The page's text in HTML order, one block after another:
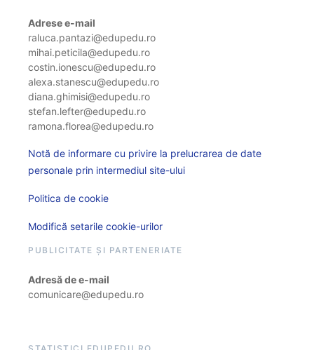
Adrese e-mail
raluca.pantazi@edupedu.ro
mihai.peticila@edupedu.ro
costin.ionescu@edupedu.ro
alexa.stanescu@edupedu.ro
diana.ghimisi@edupedu.ro
stefan.lefter@edupedu.ro
ramona.florea@edupedu.ro
Notă de informare cu privire la prelucrarea de date
personale prin intermediul site-ului
Politica de cookie
Modifică setarile cookie-urilor
PUBLICITATE ȘI PARTENERIATE
Adresă de e-mail
comunicare@edupedu.ro